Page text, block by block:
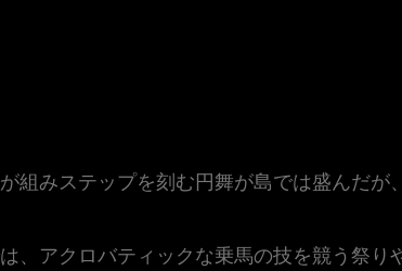
組みステップを刻む円舞が島では盛んだが
、アクロバティックな乗馬の技を競う祭り